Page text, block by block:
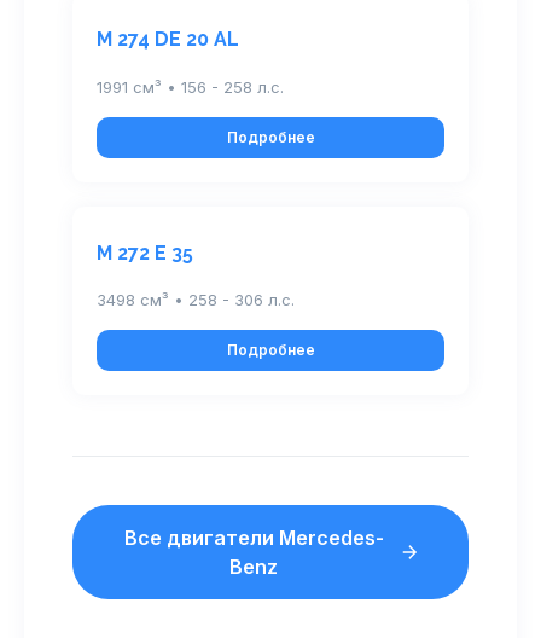
M 274 DE 20 AL
1991 см³ • 156 - 258 л.с.
Подробнее
M 272 E 35
3498 см³ • 258 - 306 л.с.
Подробнее
Все двигатели Mercedes-
Benz